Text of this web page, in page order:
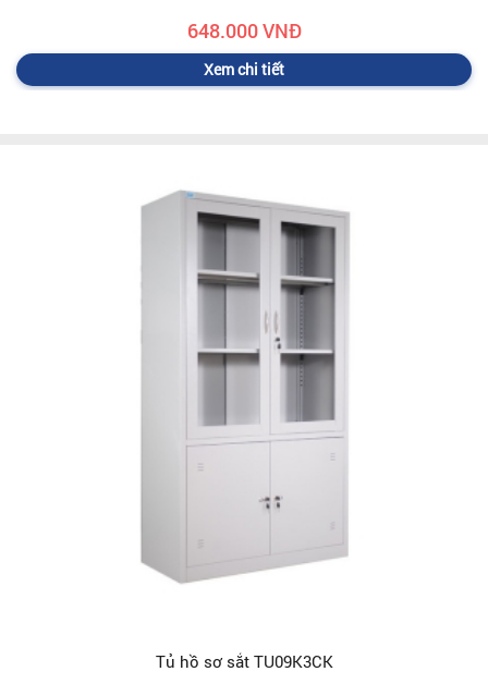
648.000 VNĐ
Xem chi tiết
Tủ hồ sơ sắt TU09K3CK